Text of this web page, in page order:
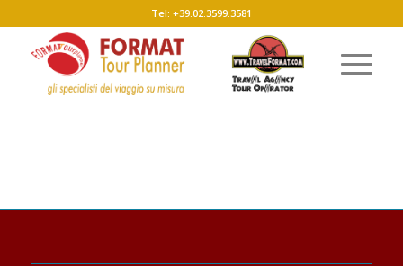
Tel: +39.02.3599.3581